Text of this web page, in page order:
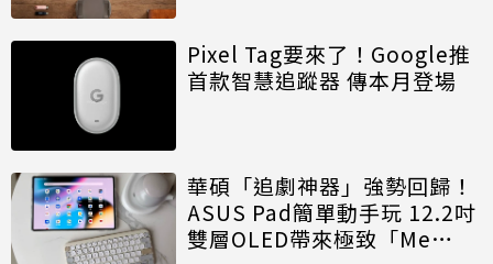
Pixel Tag要來了！Google推
首款智慧追蹤器 傳本月登場
華碩「追劇神器」強勢回歸！
ASUS Pad簡單動手玩 12.2吋
雙層OLED帶來極致「Me